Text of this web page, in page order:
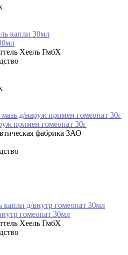
Хеель ГмбХ
примен гомеопат 30г
фабрика ЗАО
гомеопат 30мл
Хеель ГмбХ